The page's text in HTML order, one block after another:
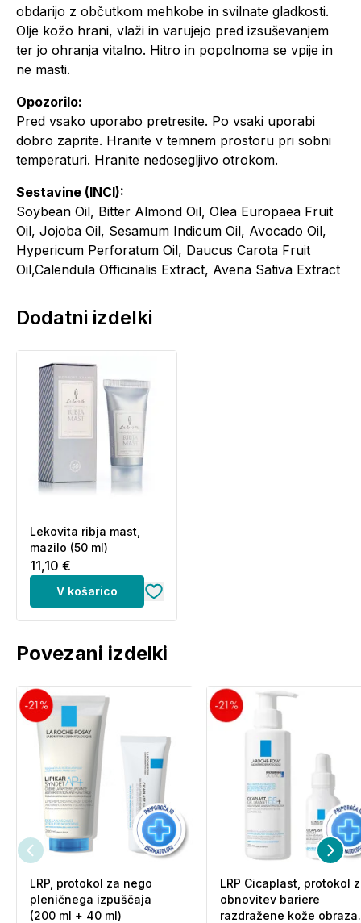
obdarijo z občutkom mehkobe in svilnate gladkosti.
Olje kožo hrani, vlaži in varujejo pred izsuševanjem
ter jo ohranja vitalno. Hitro in popolnoma se vpije in
ne masti.
Opozorilo:
Pred vsako uporabo pretresite. Po vsaki uporabi
dobro zaprite. Hranite v temnem prostoru pri sobni
temperaturi. Hranite nedosegljivo otrokom.
Sestavine (INCI):
Soybean Oil, Bitter Almond Oil, Olea Europaea Fruit
Oil, Jojoba Oil, Sesamum Indicum Oil, Avocado Oil,
Hypericum Perforatum Oil, Daucus Carota Fruit
Oil,Calendula Officinalis Extract, Avena Sativa Extract
Dodatni izdelki
Lekovita ribja mast,
mazilo (50 ml)
11,10 €
V košarico
Povezani izdelki
LRP, protokol za nego
pleničnega izpuščaja
(200 ml + 40 ml)
LRP Cicaplast, protokol
obnovitev bariere
razdražene kože obraza